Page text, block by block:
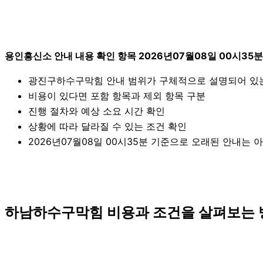
용인흥신소 안내 내용 확인 항목 2026년07월08일 00시35분
광진구하수구막힘 안내 범위가 구체적으로 설명되어 있
비용이 있다면 포함 항목과 제외 항목 구분
진행 절차와 예상 소요 시간 확인
상황에 따라 달라질 수 있는 조건 확인
2026년07월08일 00시35분 기준으로 오래된 안내는
하남하수구막힘 비용과 조건을 살펴보는